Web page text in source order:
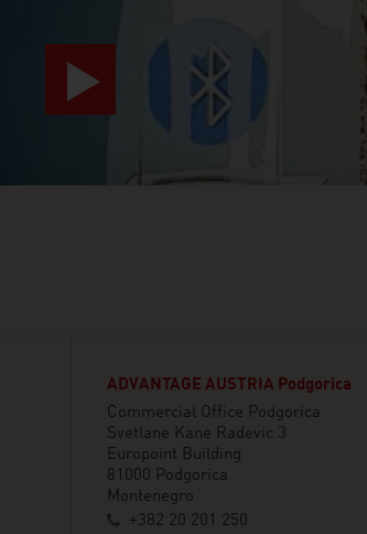
ADVANTAGE AUSTRIA Podgorica
Commercial Office Podgorica
Svetlane Kane Radevic 3
Europoint Building
81000 Podgorica
Montenegro
+382 20 201 250